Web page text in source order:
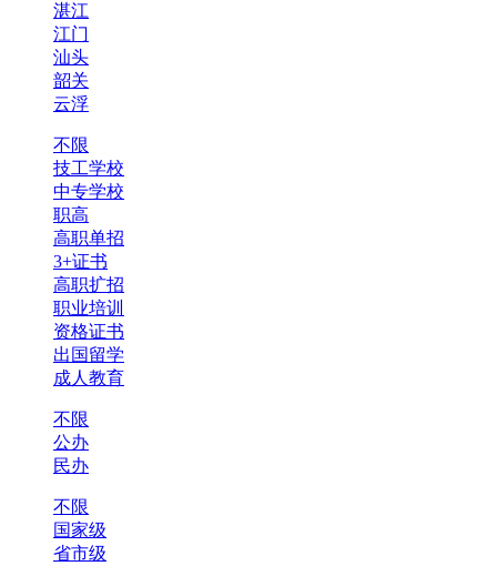
湛江
江门
汕头
韶关
云浮
不限
技工学校
中专学校
职高
高职单招
3+证书
高职扩招
职业培训
资格证书
出国留学
成人教育
不限
公办
民办
不限
国家级
省市级